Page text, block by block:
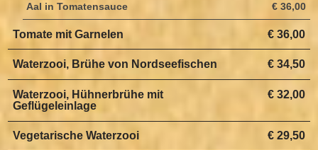
€ 36,00
Aal in Tomatensauce
€ 36,00
Tomate mit Garnelen
€ 34,50
Waterzooi, Brühe von Nordseefischen
€ 32,00
Waterzooi, Hühnerbrühe mit
Geflügeleinlage
€ 29,50
Vegetarische Waterzooi